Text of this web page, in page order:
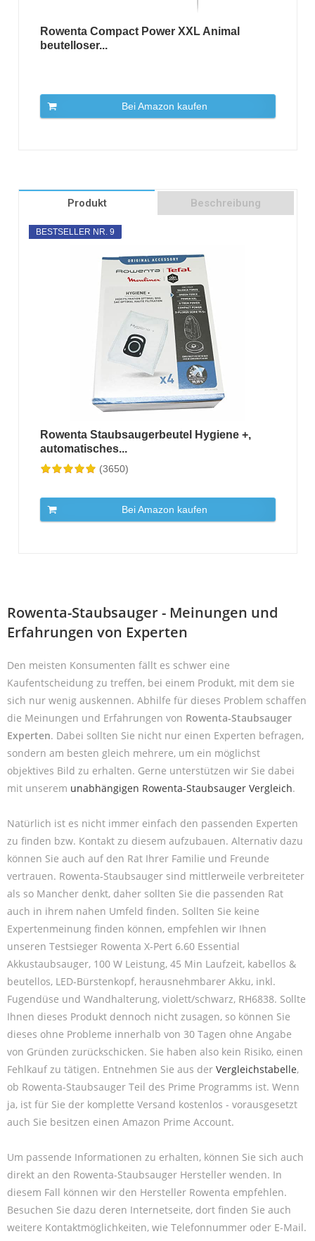
Rowenta Compact Power XXL Animal
beutelloser...
Bei Amazon kaufen
Produkt Beschreibung
BESTSELLER NR. 9
Rowenta Staubsaugerbeutel Hygiene +,
automatisches...
(3650)
Bei Amazon kaufen
Rowenta-Staubsauger - Meinungen und
Erfahrungen von Experten
Den meisten Konsumenten fällt es schwer eine
Kaufentscheidung zu treffen, bei einem Produkt, mit dem sie
sich nur wenig auskennen. Abhilfe für dieses Problem schaffen
die Meinungen und Erfahrungen von Rowenta-Staubsauger
Experten. Dabei sollten Sie nicht nur einen Experten befragen,
sondern am besten gleich mehrere, um ein möglichst
objektives Bild zu erhalten. Gerne unterstützen wir Sie dabei
mit unserem unabhängigen Rowenta-Staubsauger Vergleich.
Natürlich ist es nicht immer einfach den passenden Experten
zu finden bzw. Kontakt zu diesem aufzubauen. Alternativ dazu
können Sie auch auf den Rat Ihrer Familie und Freunde
vertrauen. Rowenta-Staubsauger sind mittlerweile verbreiteter
als so Mancher denkt, daher sollten Sie die passenden Rat
auch in ihrem nahen Umfeld finden. Sollten Sie keine
Expertenmeinung finden können, empfehlen wir Ihnen
unseren Testsieger Rowenta X-Pert 6.60 Essential
Akkustaubsauger, 100 W Leistung, 45 Min Laufzeit, kabellos &
beutellos, LED-Bürstenkopf, herausnehmbarer Akku, inkl.
Fugendüse und Wandhalterung, violett/schwarz, RH6838. Sollte
Ihnen dieses Produkt dennoch nicht zusagen, so können Sie
dieses ohne Probleme innerhalb von 30 Tagen ohne Angabe
von Gründen zurückschicken. Sie haben also kein Risiko, einen
Fehlkauf zu tätigen. Entnehmen Sie aus der Vergleichstabelle,
ob Rowenta-Staubsauger Teil des Prime Programms ist. Wenn
ja, ist für Sie der komplette Versand kostenlos - vorausgesetzt
auch Sie besitzen einen Amazon Prime Account.
Um passende Informationen zu erhalten, können Sie sich auch
direkt an den Rowenta-Staubsauger Hersteller wenden. In
diesem Fall können wir den Hersteller Rowenta empfehlen.
Besuchen Sie dazu deren Internetseite, dort finden Sie auch
weitere Kontaktmöglichkeiten, wie Telefonnummer oder E-Mail.